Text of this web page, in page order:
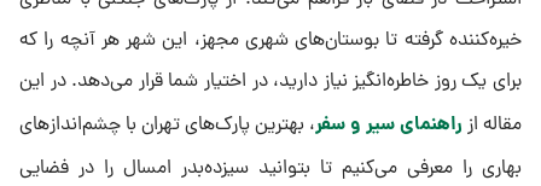
خیره‌کننده گرفته تا بوستان‌های شهری مجهز، این شهر هر آنچه را که
برای یک روز خاطره‌انگیز نیاز دارید، در اختیار شما قرار می‌دهد. در این
مقاله از راهنمای سیر و سفر، بهترین پارک‌های تهران با چشم‌اندازهای
بهاری را معرفی می‌کنیم تا بتوانید سیزده‌بدر امسال را در فضایی